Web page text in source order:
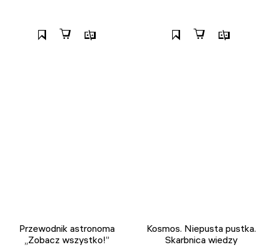
Przewodnik astronoma
„Zobacz wszystko!”
Kosmos. Niepusta pustka.
Skarbnica wiedzy